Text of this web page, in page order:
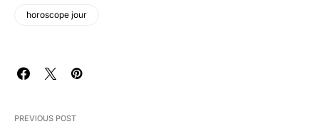
horoscope jour
PREVIOUS POST